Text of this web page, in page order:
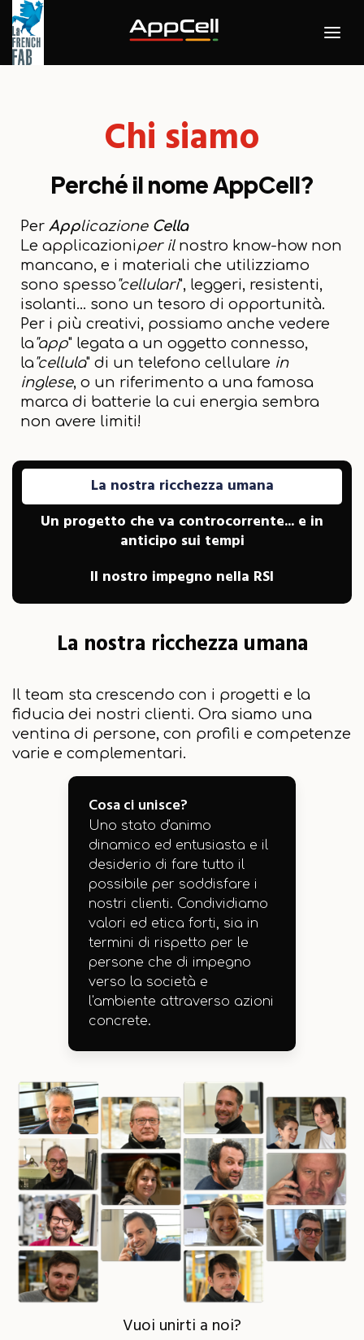
Chi siamo
Perché il nome AppCell?
Per Applicazione Cella
Le applicazioniper ilnostro know-how non
mancano, e i materiali che utilizziamo
sono spesso "cellulari", leggeri, resistenti,
isolanti... sono un tesoro di opportunità.
Per i più creativi, possiamo anche vedere
la "app" legata a un oggetto connesso,
la "cellula" di un telefono cellulare in
inglese, o un riferimento a una famosa
marca di batterie la cui energia sembra
non avere limiti!
La nostra ricchezza umana
Un progetto che va controcorrente... e in
anticipo sui tempi
Il nostro impegno nella RSI
La nostra ricchezza umana
Il team sta crescendo con i progetti e la
fiducia dei nostri clienti. Ora siamo una
ventina di persone, con profili e competenze
varie e complementari.
Cosa ci unisce?
Uno stato d'animo
dinamico ed entusiasta e il
desiderio di fare tutto il
possibile per soddisfare i
nostri clienti. Condividiamo
valori ed etica forti, sia in
termini di rispetto per le
persone che di impegno
verso la società e
l'ambiente attraverso azioni
concrete.
Vuoi unirti a noi?